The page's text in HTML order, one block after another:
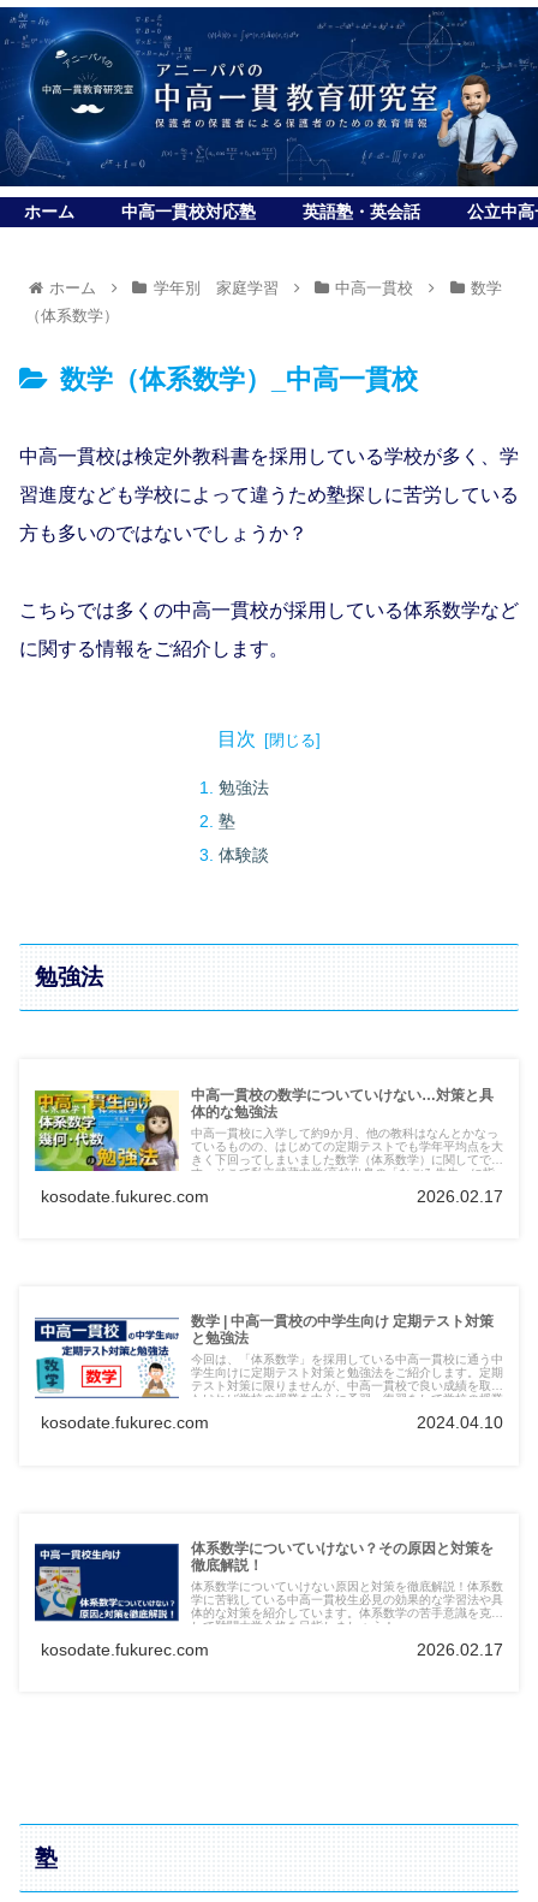
ホーム 中高一貫校対応塾 英語塾・英会話 公立中
ホーム 学年別 家庭学習 中高一貫校
数学
（体系数学）
数学（体系数学）_中高一貫校
中高一貫校は検定外教科書を採用している学校が多く、学
習進度なども学校によって違うため塾探しに苦労している
方も多いのではないでしょうか？
こちらでは多くの中高一貫校が採用している体系数学など
に関する情報をご紹介します。
目次
勉強法
塾
体験談
勉強法
中高一貫校の数学についていけない…対策と具
体的な勉強法
中高一貫校に入学して約9か月、他の教科はなんとかなっ
ているものの、はじめての定期テストでも学年平均点を大
きく下回ってしまいました数学（体系数学）に関してで
す。そこで私立武蔵中学/高校出身の「なごみ先生」に指
対策や勉強法をご紹介します。
kosodate.fukurec.com 2026.02.17
数学 | 中高一貫校の中学生向け 定期テスト対策
と勉強法
今回は、「体系数学」を採用している中高一貫校に通う中
学生向けに定期テスト対策と勉強法をご紹介します。定期
テスト対策に限りませんが、中高一貫校で良い成績を取り
たければ学校の授業を中心に予習・復習をして学校の授業
基本です。
kosodate.fukurec.com 2024.04.10
体系数学についていけない？その原因と対策を
徹底解説！
体系数学についていけない原因と対策を徹底解説！体系数
学に苦戦している中高一貫校生必見の効果的な学習法や具
体的な対策を紹介しています。体系数学の苦手意識を克服
して難関大学合格を目指しましょう！
kosodate.fukurec.com 2026.02.17
塾